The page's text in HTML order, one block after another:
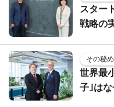
スター
戦略の
その秘
世界最
子｣は